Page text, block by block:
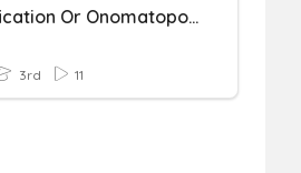
Personification Or Onomatopoeia
3rd 11